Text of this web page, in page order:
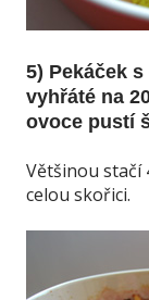
5) Pekáček
vyhřáté na
ovoce pustí
Většinou stačí
celou skořici.